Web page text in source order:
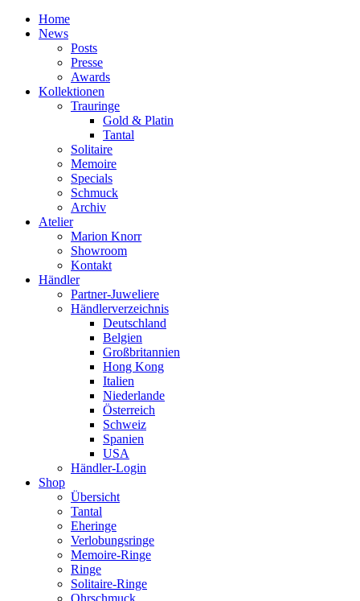
Home
News
Posts
Presse
Awards
Kollektionen
Trauringe
Gold & Platin
Tantal
Solitaire
Memoire
Specials
Schmuck
Archiv
Atelier
Marion Knorr
Showroom
Kontakt
Händler
Partner-Juweliere
Händlerverzeichnis
Deutschland
Belgien
Großbritannien
Hong Kong
Italien
Niederlande
Österreich
Schweiz
Spanien
USA
Händler-Login
Shop
Übersicht
Tantal
Eheringe
Verlobungsringe
Memoire-Ringe
Ringe
Solitaire-Ringe